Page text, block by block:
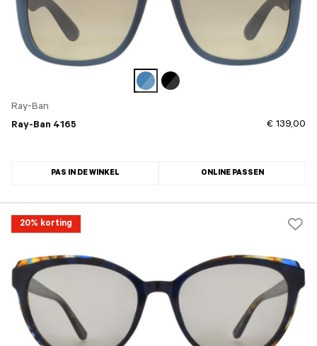
Ray-Ban
Ray-Ban 4165
€ 139,00
PAS IN DE WINKEL ONLINE PASSEN
20% korting